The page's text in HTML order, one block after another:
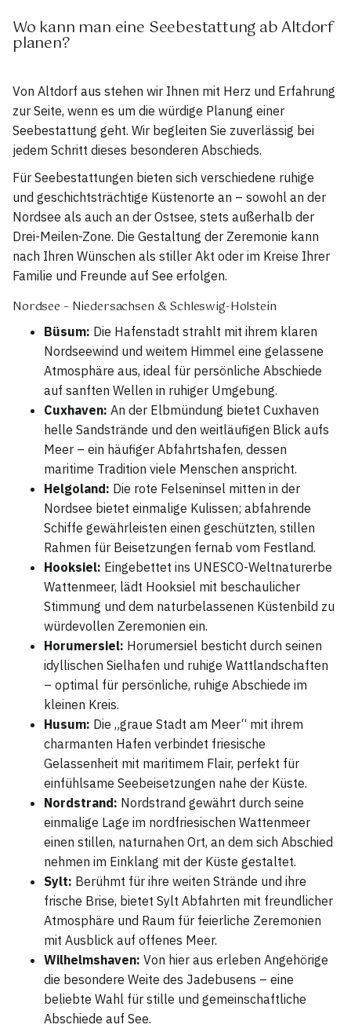
Wo kann man eine Seebestattung ab Altdorf
planen?
Von Altdorf aus stehen wir Ihnen mit Herz und Erfahrung
zur Seite, wenn es um die würdige Planung einer
Seebestattung geht. Wir begleiten Sie zuverlässig bei
jedem Schritt dieses besonderen Abschieds.
Für Seebestattungen bieten sich verschiedene ruhige
und geschichtsträchtige Küstenorte an – sowohl an der
Nordsee als auch an der Ostsee, stets außerhalb der
Drei-Meilen-Zone. Die Gestaltung der Zeremonie kann
nach Ihren Wünschen als stiller Akt oder im Kreise Ihrer
Familie und Freunde auf See erfolgen.
Nordsee – Niedersachsen & Schleswig-Holstein
Büsum: Die Hafenstadt strahlt mit ihrem klaren
Nordseewind und weitem Himmel eine gelassene
Atmosphäre aus, ideal für persönliche Abschiede
auf sanften Wellen in ruhiger Umgebung.
Cuxhaven: An der Elbmündung bietet Cuxhaven
helle Sandstrände und den weitläufigen Blick aufs
Meer – ein häufiger Abfahrtshafen, dessen
maritime Tradition viele Menschen anspricht.
Helgoland: Die rote Felseninsel mitten in der
Nordsee bietet einmalige Kulissen; abfahrende
Schiffe gewährleisten einen geschützten, stillen
Rahmen für Beisetzungen fernab vom Festland.
Hooksiel: Eingebettet ins UNESCO-Weltnaturerbe
Wattenmeer, lädt Hooksiel mit beschaulicher
Stimmung und dem naturbelassenen Küstenbild zu
würdevollen Zeremonien ein.
Horumersiel: Horumersiel besticht durch seinen
idyllischen Sielhafen und ruhige Wattlandschaften
– optimal für persönliche, ruhige Abschiede im
kleinen Kreis.
Husum: Die „graue Stadt am Meer“ mit ihrem
charmanten Hafen verbindet friesische
Gelassenheit mit maritimem Flair, perfekt für
einfühlsame Seebeisetzungen nahe der Küste.
Nordstrand: Nordstrand gewährt durch seine
einmalige Lage im nordfriesischen Wattenmeer
einen stillen, naturnahen Ort, an dem sich Abschied
nehmen im Einklang mit der Küste gestaltet.
Sylt: Berühmt für ihre weiten Strände und ihre
frische Brise, bietet Sylt Abfahrten mit freundlicher
Atmosphäre und Raum für feierliche Zeremonien
mit Ausblick auf offenes Meer.
Wilhelmshaven: Von hier aus erleben Angehörige
die besondere Weite des Jadebusens – eine
beliebte Wahl für stille und gemeinschaftliche
Abschiede auf See.